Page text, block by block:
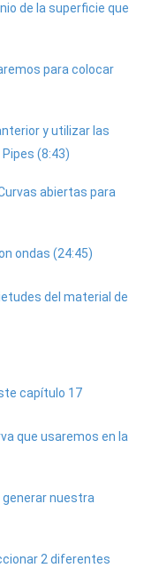
de la superficie que
para colocar
y utilizar las
(8:43)
abiertas para
ondas (24:45)
del material de
capítulo 17
que usaremos en la
generar nuestra
2 diferentes